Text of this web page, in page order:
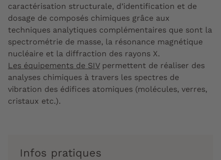
caractérisation structurale, d’identification et de
dosage de composés chimiques grâce aux
techniques analytiques complémentaires que sont la
spectrométrie de masse, la résonance magnétique
nucléaire et la diffraction des rayons X.
Les équipements de SIVpermettent de réaliser des
analyses chimiques à travers les spectres de
vibration des édifices atomiques (molécules, verres,
cristaux etc.).
Infos pratiques